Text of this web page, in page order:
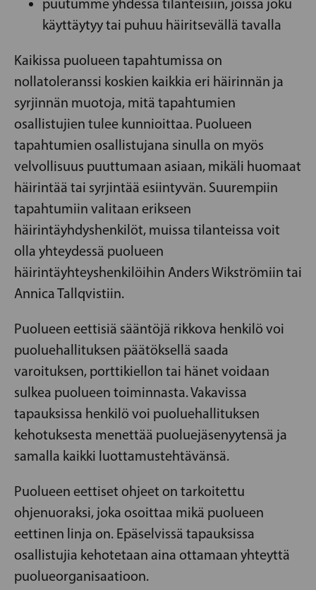
käyttäytyy tai puhuu häiritsevällä tavalla
Kaikissa puolueen tapahtumissa on
nollatoleranssi koskien kaikkia eri häirinnän ja
syrjinnän muotoja, mitä tapahtumien
osallistujien tulee kunnioittaa. Puolueen
tapahtumien osallistujana sinulla on myös
velvollisuus puuttumaan asiaan, mikäli huomaat
häirintää tai syrjintää esiintyvän. Suurempiin
tapahtumiin valitaan erikseen
häirintäyhdyshenkilöt, muissa tilanteissa voit
olla yhteydessä puolueen
häirintäyhteyshenkilöihin Anders Wikströmiin tai
Annica Tallqvistiin.
Puolueen eettisiä sääntöjä rikkova henkilö voi
puoluehallituksen päätöksellä saada
varoituksen, porttikiellon tai hänet voidaan
sulkea puolueen toiminnasta. Vakavissa
tapauksissa henkilö voi puoluehallituksen
kehotuksesta menettää puoluejäsenyytensä ja
samalla kaikki luottamustehtävänsä.
Puolueen eettiset ohjeet on tarkoitettu
ohjenuoraksi, joka osoittaa mikä puolueen
eettinen linja on. Epäselvissä tapauksissa
osallistujia kehotetaan aina ottamaan yhteyttä
puolueorganisaatioon.